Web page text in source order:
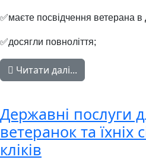
✅маєте посвідчення ветерана
✅досягли повноліття;
Читати далі...
Державні послуги
ветеранок та їхніх
кліків